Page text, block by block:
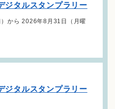
ジタルスタンプラリー
から 2026年8月31日（月曜
ジタルスタンプラリー